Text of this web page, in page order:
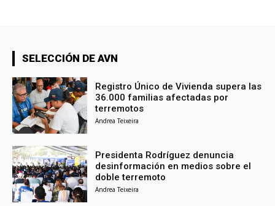
SELECCIÓN DE AVN
Registro Único de Vivienda supera las
36.000 familias afectadas por
terremotos
Andrea Teixeira
Presidenta Rodríguez denuncia
desinformación en medios sobre el
doble terremoto
Andrea Teixeira